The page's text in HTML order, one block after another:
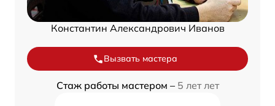
Константин Александрович Иванов
Вызвать мастера
Стаж работы мастером – 5 лет лет